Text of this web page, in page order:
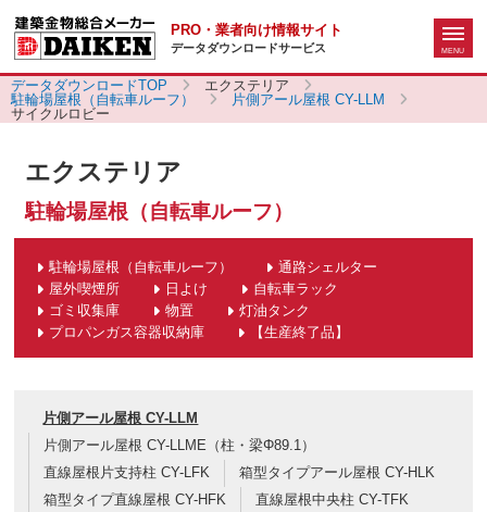
PRO・業者向け情報サイト
データダウンロードサービス
データダウンロードTOP
エクステリア
駐輪場屋根（自転車ルーフ）
片側アール屋根 CY-LLM
サイクルロビー
エクステリア
駐輪場屋根（自転車ルーフ）
駐輪場屋根（自転車ルーフ）
通路シェルター
屋外喫煙所
日よけ
自転車ラック
ゴミ収集庫
物置
灯油タンク
プロパンガス容器収納庫
【生産終了品】
片側アール屋根 CY-LLM
片側アール屋根 CY-LLME（柱・梁Φ89.1）
直線屋根片支持柱 CY-LFK
箱型タイプアール屋根 CY-HLK
箱型タイプ直線屋根 CY-HFK
直線屋根中央柱 CY-TFK